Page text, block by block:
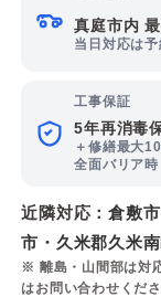
真庭市内
当日対応は予
工事保証
5年再消毒
＋修繕最大
全面バリア時
近隣対応：倉敷市
市 ・ 久米郡久米
※ 離島・山間部は対
はお問い合わせくださ